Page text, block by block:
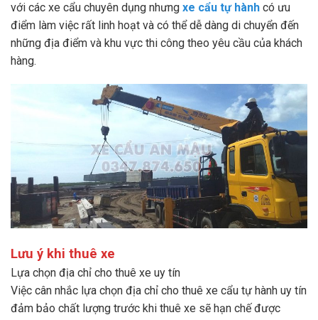
với các xe cẩu chuyên dụng nhưng xe cẩu tự hành có ưu
điểm làm việc rất linh hoạt và có thể dễ dàng di chuyển đến
những địa điểm và khu vực thi công theo yêu cầu của khách
hàng.
Lưu ý khi thuê xe
Lựa chọn địa chỉ cho thuê xe uy tín
Việc cân nhắc lựa chọn địa chỉ cho thuê xe cẩu tự hành uy tín
đảm bảo chất lượng trước khi thuê xe sẽ hạn chế được